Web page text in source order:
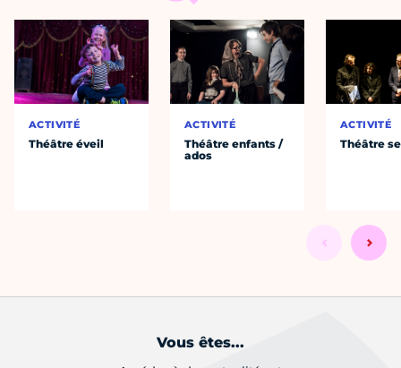
ACTIVITÉ
Théâtre éveil
ACTIVITÉ
Théâtre enfants /
ados
ACTIVITÉ
Théâtre
Vous êtes...